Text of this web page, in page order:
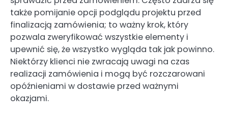
także pomijanie opcji podglądu projektu przed
finalizacją zamówienia; to ważny krok, który
pozwala zweryfikować wszystkie elementy i
upewnić się, że wszystko wygląda tak jak powinno.
Niektórzy klienci nie zwracają uwagi na czas
realizacji zamówienia i mogą być rozczarowani
opóźnieniami w dostawie przed ważnymi
okazjami.